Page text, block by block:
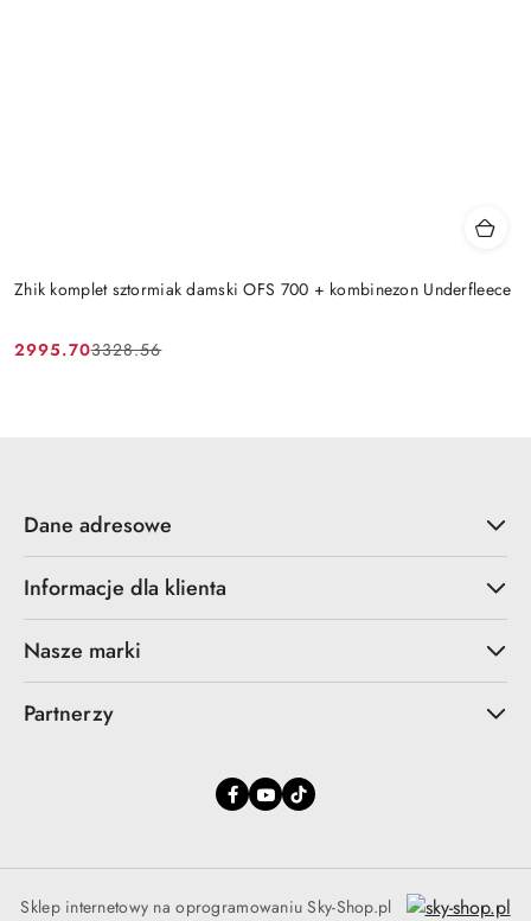
Zhik komplet sztormiak damski OFS 700 + kombinezon Underfleece
Cena
2995.70
Cena
3328.56
Dane adresowe
Informacje dla klienta
Nasze marki
Partnerzy
Sklep internetowy na oprogramowaniu Sky-Shop.pl